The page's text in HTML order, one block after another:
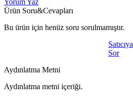
Yorum Yaz
Ürün Soru&Cevapları
Bu ürün için henüz soru sorulmamıştır.
Satıcıya
Sor
Aydınlatma Metni
Aydınlatma metni içeriği.